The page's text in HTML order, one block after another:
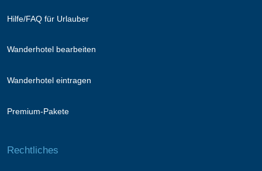
Hilfe/FAQ für Urlauber
Wanderhotel bearbeiten
Wanderhotel eintragen
Premium-Pakete
Rechtliches